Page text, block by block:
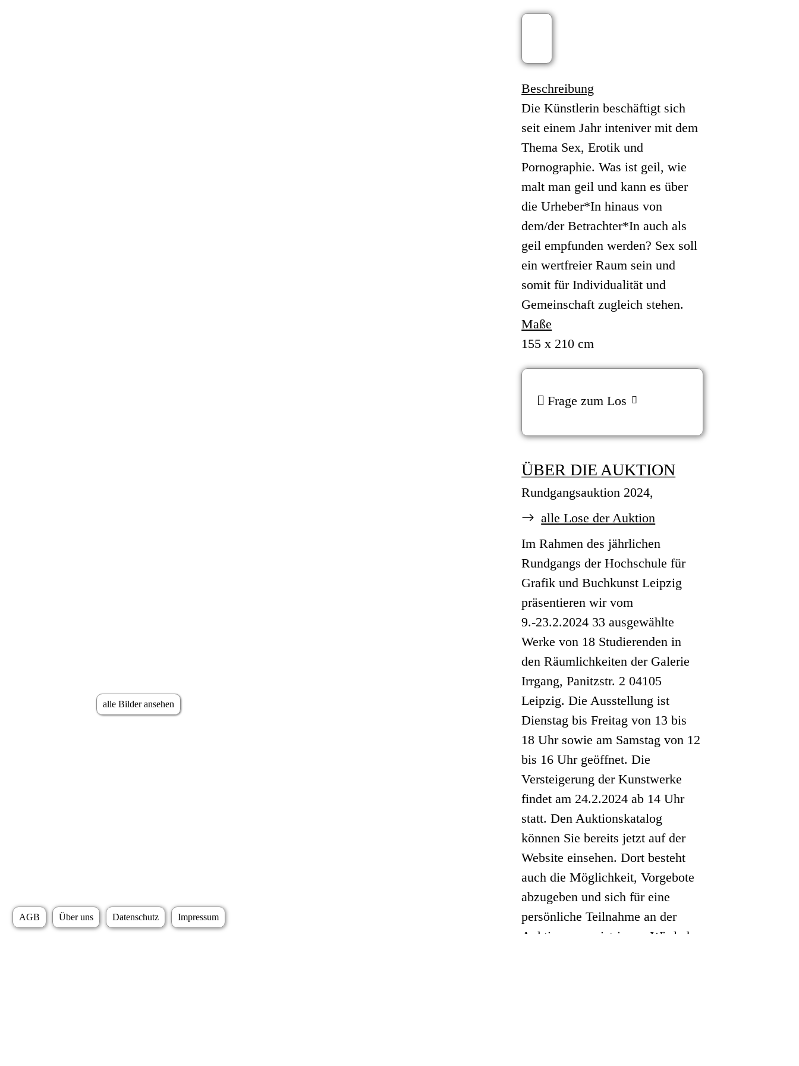
alle Bilder ansehen
Beschreibung
Die Künstlerin beschäftigt sich
seit einem Jahr inteniver mit dem
Thema Sex, Erotik und
Pornographie. Was ist geil, wie
malt man geil und kann es über
die Urheber*In hinaus von
dem/der Betrachter*In auch als
geil empfunden werden? Sex soll
ein wertfreier Raum sein und
somit für Individualität und
Gemeinschaft zugleich stehen.
Maße
155 x 210 cm
Frage zum Los
ÜBER DIE AUKTION
Rundgangsauktion 2024,
alle Lose der Auktion
Im Rahmen des jährlichen
Rundgangs der Hochschule für
Grafik und Buchkunst Leipzig
präsentieren wir vom
9.-23.2.2024 33 ausgewählte
Werke von 18 Studierenden in
den Räumlichkeiten der Galerie
Irrgang, Panitzstr. 2 04105
Leipzig. Die Ausstellung ist
Dienstag bis Freitag von 13 bis
18 Uhr sowie am Samstag von 12
bis 16 Uhr geöffnet. Die
Versteigerung der Kunstwerke
findet am 24.2.2024 ab 14 Uhr
statt. Den Auktionskatalog
können Sie bereits jetzt auf der
Website einsehen. Dort besteht
auch die Möglichkeit, Vorgebote
abzugeben und sich für eine
persönliche Teilnahme an der
Auktion zu registrieren. Wir laden
AGB Über uns Datenschutz Impressum